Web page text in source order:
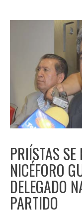
PRIÍSTAS SE
NICÉFORO
DELEGADO
PARTIDO